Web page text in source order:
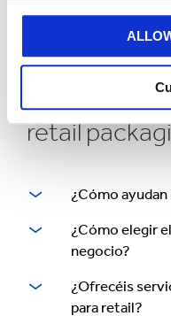
Preguntas
retail
¿Cómo
Cuando se
en un entorno
retail packaging
¿Cómo elegir
negocio?
Trabajamos
minoristas y
¿Ofrecéis
para retail?